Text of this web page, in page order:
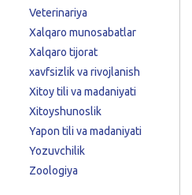
Veterinariya
Xalqaro munosabatlar
Xalqaro tijorat
xavfsizlik va rivojlanish
Xitoy tili va madaniyati
Xitoyshunoslik
Yapon tili va madaniyati
Yozuvchilik
Zoologiya